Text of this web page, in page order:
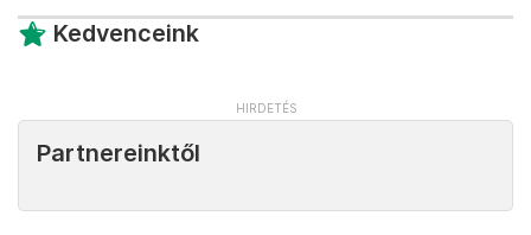
Kedvenceink
Partnereinktől